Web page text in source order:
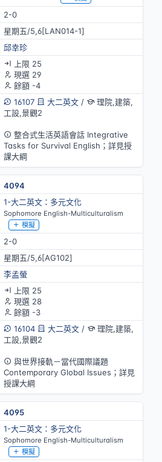
2-0
星期五/5,6[LAN014-1]
邱幸珍
上限 25
現選 29
餘額 -4
16107
大二英文/
理院,建築,
工設,景觀2
整合式生活英語會話 Integrative
Tasks for Survival English；詳見授
課大綱
4094
1-大二英文：多元文化
Sophomore English-Multiculturalism
模擬
2-0
星期五/5,6[AG102]
李孟螢
上限 25
現選 28
餘額 -3
16104
大二英文/
理院,建築,
工設,景觀2
與世界接軌－當代國際議題
Contemporary Global Issues；詳見
授課大綱
4095
1-大二英文：多元文化
Sophomore English-Multiculturalism
模擬